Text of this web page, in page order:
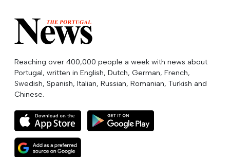
Reaching over 400,000 people a week with news about
Portugal, written in English, Dutch, German, French,
Swedish, Spanish, Italian, Russian, Romanian, Turkish and
Chinese.